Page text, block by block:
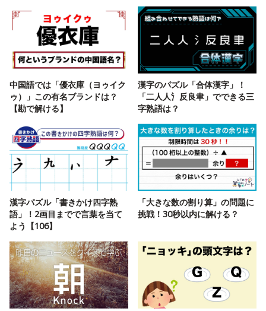
中国語では「優衣庫（ヨゥイク
ゥ）」この有名ブランドは？
【勘で解ける】
漢字のパズル「合体漢字」！
「二人人氵反良聿」でできる三
字熟語は？
漢字パズル「書きかけ四字熟
語」！2画目までで言葉を当て
よう【106】
「大きな数の割り算」の問題に
挑戦！30秒以内に解ける？